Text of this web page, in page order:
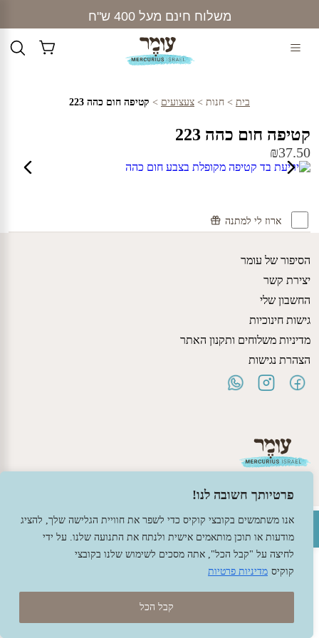
פתח סרגל נגישות
פרטיותך חשובה לנו!
אנו משתמשים בקובצי קוקיס כדי לשפר את חוויית הגלישה שלך, להציג
מודעות או תוכן מותאמים אישית ולנתח את התנועה שלנו. על ידי
לחיצה על "קבל הכל", אתה מסכים לשימוש שלנו בקובצי
קוקיס מדיניות פרטיות
קבל הכל
content
משלוח חינם מעל 400 ש"ח
בית > חנות > צעצועים > קטיפה חום כהה 223
קטיפה חום כהה 223
₪37.50
ארוז לי למתנה
הסיפור של עומר
יצירת קשר
החשבון שלי
גישות חינוכיות
מדיניות משלוחים ותקנון האתר
הצהרת נגישות
עיצוב -גל פלג , בניה -שמרת דיגיטל - מומחה מחשוב ואינטרנט